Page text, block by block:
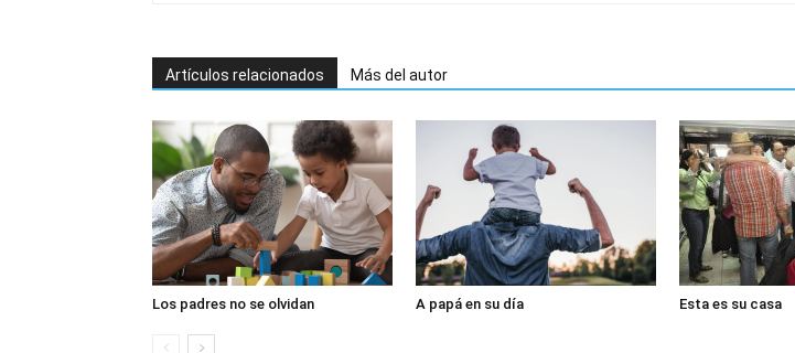
Artículos relacionados Más del autor
Los padres no se olvidan A papá en su día Esta es su casa